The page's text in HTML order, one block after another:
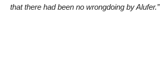
that there had been no wrongdoing by Alufer.”